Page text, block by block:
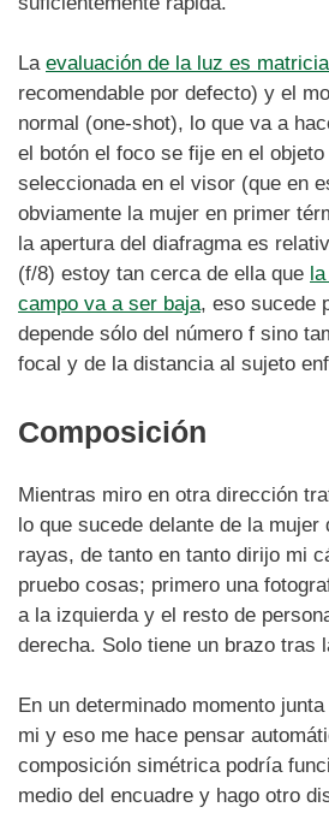
La evaluación de la luz es matricial
recomendable por defecto) y el
normal (one-shot), lo que va a
el botón el foco se fije en el
seleccionada en el visor (que en
obviamente la mujer en primer
la apertura del diafragma es
(f/8) estoy tan cerca de ella que
campo va a ser baja, eso sucede
depende sólo del número f sino
focal y de la distancia al sujeto
Composición
Mientras miro en otra dirección
lo que sucede delante de la mujer
rayas, de tanto en tanto dirijo mi
pruebo cosas; primero una
a la izquierda y el resto de
derecha. Solo tiene un brazo tras
En un determinado momento
mi y eso me hace pensar
composición simétrica podría
medio del encuadre y hago otro